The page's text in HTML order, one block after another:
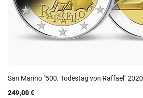
San Marino "500. Todestag von Raffael" 2020
249,00 €